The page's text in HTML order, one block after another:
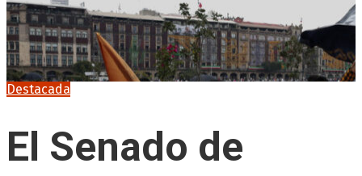
Destacada
El Senado de